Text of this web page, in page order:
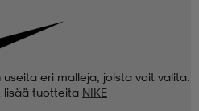
eri malleja, joista voit valita.
lisää tuotteita NIKE